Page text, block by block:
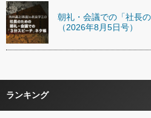
朝礼・会議での「社長
（2026年8月5日号）
ランキング